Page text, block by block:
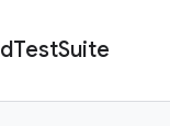
TestSuite